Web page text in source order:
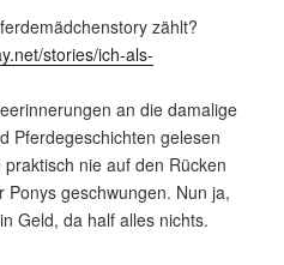
zählt?
stories/ich-als-
an die damalige
Pferdegeschichten gelesen
nie auf den Rücken
Ponys geschwungen. Nun ja,
Geld, da half alles nichts.